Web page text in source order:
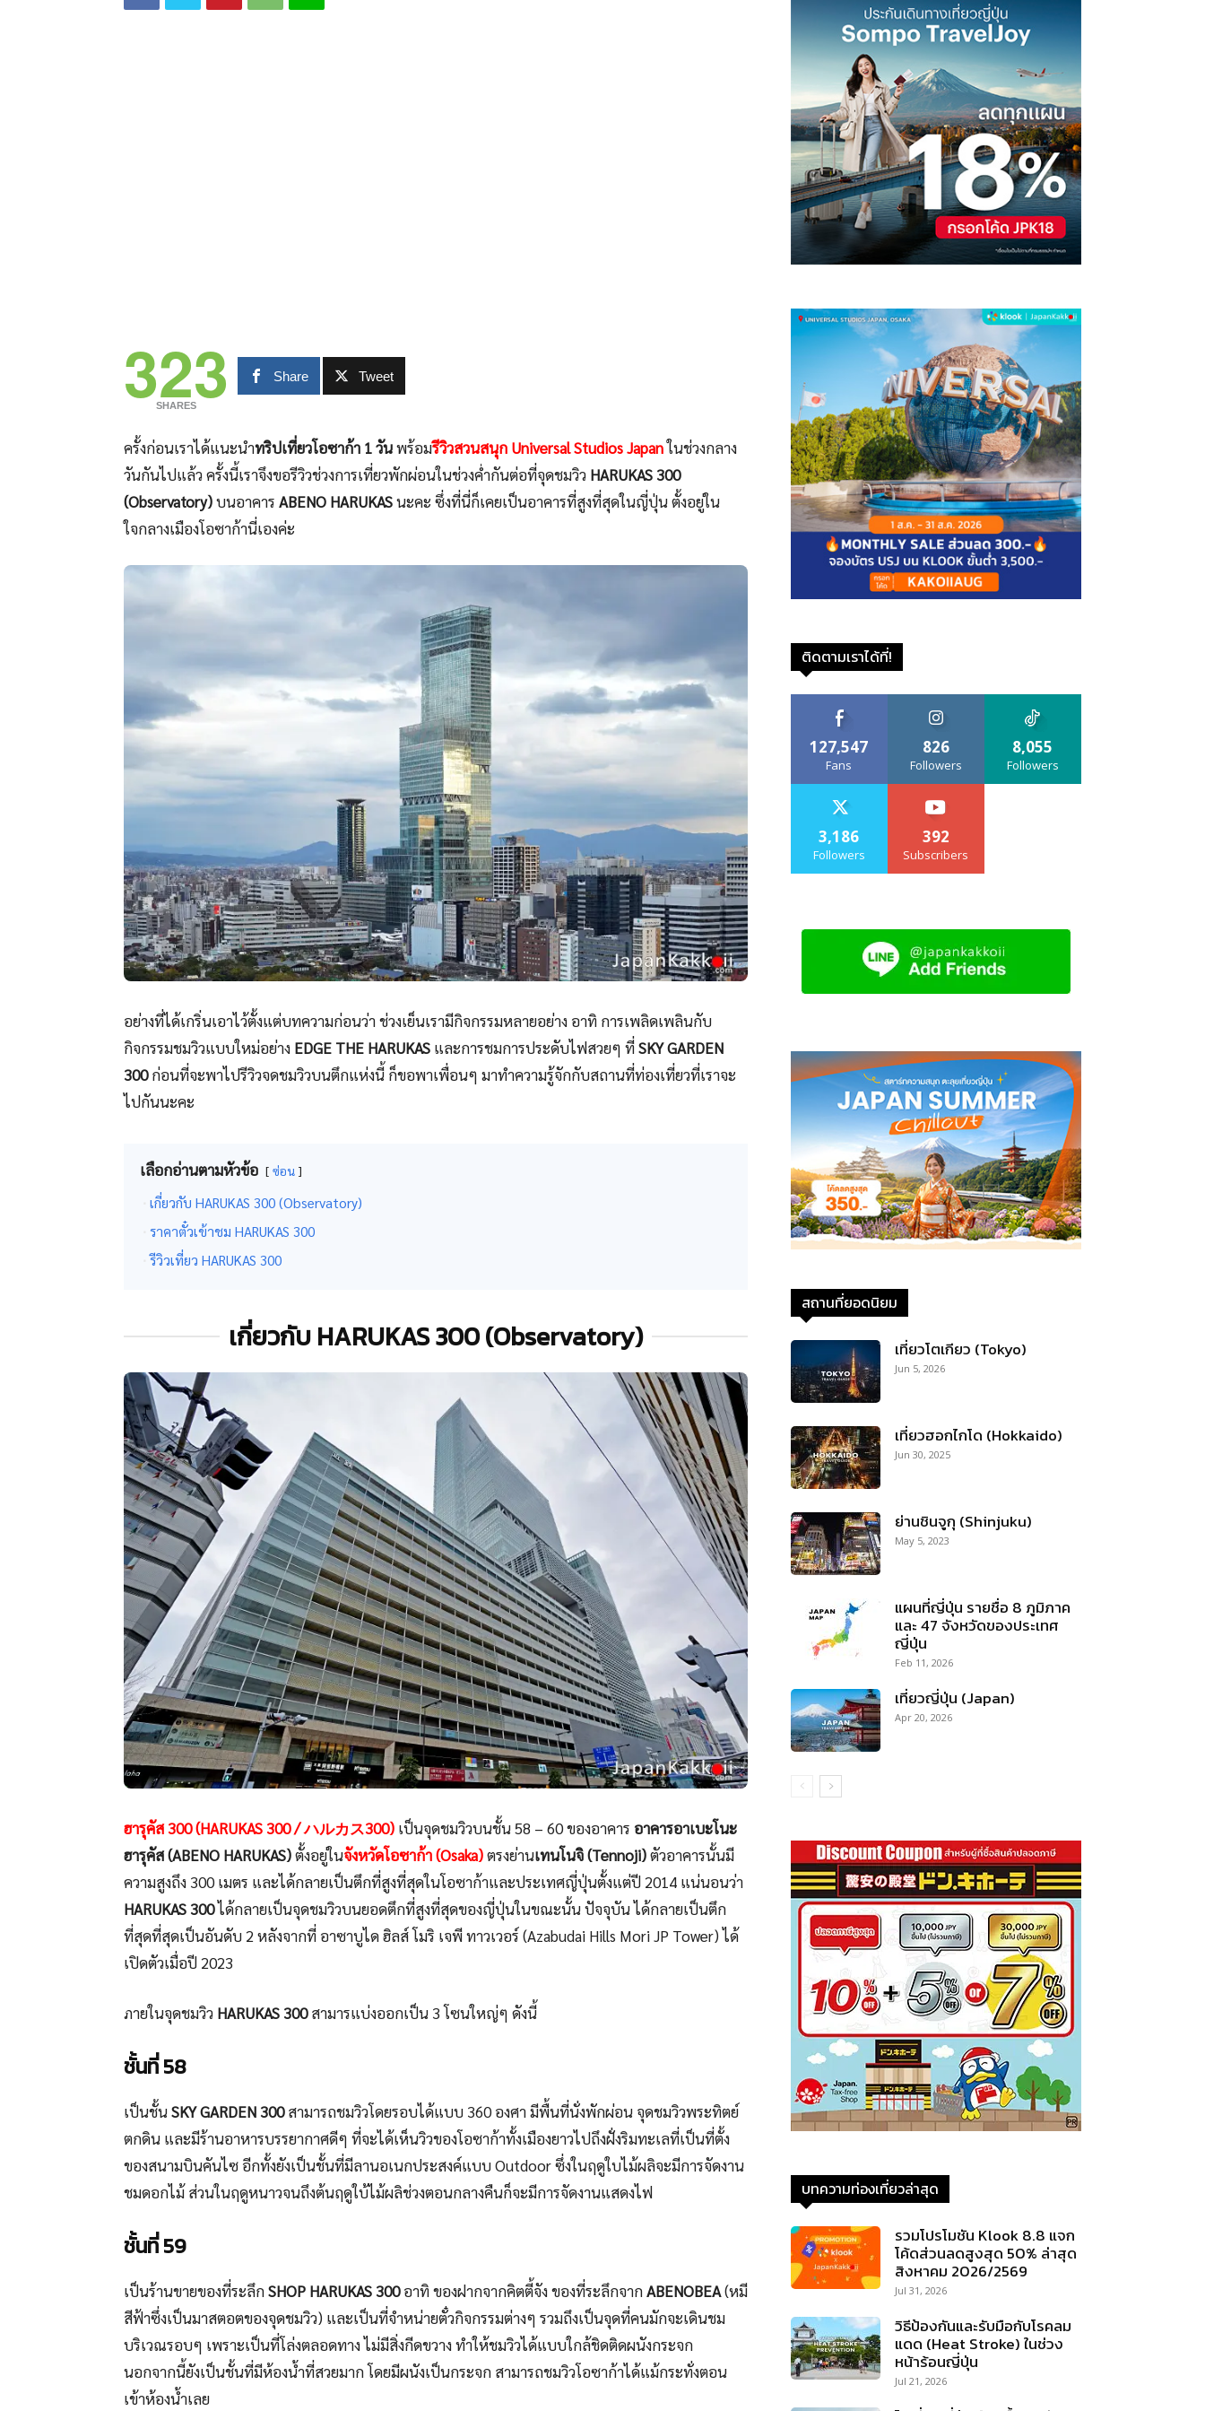
323
SHARES
Share Tweet
ครั้งก่อนเราได้แนะนำทริปเที่ยวโอซาก้า 1 วันพร้อมรีวิวสวนสนุก Universal Studios Japanในช่วงกลาง
วันกันไปแล้ว ครั้งนี้เราจึงขอรีวิวช่วงการเที่ยวพักผ่อนในช่วงค่ำกันต่อที่จุดชมวิว HARUKAS 300
(Observatory)บนอาคาร ABENO HARUKASนะคะ ซึ่งที่นี่ก็เคยเป็นอาคารที่สูงที่สุดในญี่ปุ่น ตั้งอยู่ใน
ใจกลางเมืองโอซาก้านี่เองค่ะ
อย่างที่ได้เกริ่นเอาไว้ตั้งแต่บทความก่อนว่า ช่วงเย็นเรามีกิจกรรมหลายอย่าง อาทิ การเพลิดเพลินกับ
กิจกรรมชมวิวแบบใหม่อย่าง EDGE THE HARUKAS และการชมการประดับไฟสวยๆ ที่SKY GARDEN
300ก่อนที่จะพาไปรีวิวจดชมวิวบนตึกแห่งนี้ ก็ขอพาเพื่อนๆ มาทำความรู้จักกับสถานที่ท่องเที่ยวที่เราจะ
ไปกันนะคะ
เลือกอ่านตามหัวข้อ ซ่อน
เกี่ยวกับ HARUKAS 300 (Observatory)
ราคาตั๋วเข้าชม HARUKAS 300
รีวิวเที่ยว HARUKAS 300
เกี่ยวกับ HARUKAS 300 (Observatory)
ฮารุคัส 300 (HARUKAS 300 / ハルカス300) เป็นจุดชมวิวบนชั้น 58 – 60 ของอาคาร อาคารอาเบะโนะ
ฮารุคัส (ABENO HARUKAS)ตั้งอยู่ในจังหวัดโอซาก้า (Osaka)ตรงย่านเทนโนจิ (Tennoji)ตัวอาคารนั้นมี
ความสูงถึง 300 เมตร และได้กลายเป็นตึกที่สูงที่สุดในโอซาก้าและประเทศญี่ปุ่นตั้งแต่ปี 2014 แน่นอนว่า
HARUKAS 300ได้กลายเป็นจุดชมวิวบนยอดตึกที่สูงที่สุดของญี่ปุ่นในขณะนั้น ปัจจุบัน ได้กลายเป็นตึก
ที่สุดที่สุดเป็นอันดับ 2 หลังจากที่ อาซาบูได ฮิลส์ โมริ เจพี ทาวเวอร์ (Azabudai Hills Mori JP Tower) ได้
เปิดตัวเมื่อปี 2023
ภายในจุดชมวิว HARUKAS 300สามารแบ่งออกเป็น 3 โซนใหญ่ๆ ดังนี้
ชั้นที่ 58
เป็นชั้นSKY GARDEN 300สามารถชมวิวโดยรอบได้แบบ 360 องศา มีพื้นที่นั่งพักผ่อน จุดชมวิวพระทิตย์
ตกดิน และมีร้านอาหารบรรยากาศดีๆ ที่จะได้เห็นวิวของโอซาก้าทั้งเมืองยาวไปถึงฝั่งริมทะเลที่เป็นที่ตั้ง
ของสนามบินคันไซ อีกทั้งยังเป็นชั้นที่มีลานอเนกประสงค์แบบ Outdoor ซึ่งในฤดูใบไม้ผลิจะมีการจัดงาน
ชมดอกไม้ ส่วนในฤดูหนาวจนถึงต้นฤดูใบ้ไม้ผลิช่วงตอนกลางคืนก็จะมีการจัดงานแสดงไฟ
ชั้นที่ 59
เป็นร้านขายของที่ระลึกSHOP HARUKAS 300อาทิ ของฝากจากคิตตี้จัง ของที่ระลึกจากABENOBEA(หมี
สีฟ้าซึ่งเป็นมาสตอตของจุดชมวิว) และเป็นที่จำหน่ายตั๋วกิจกรรมต่างๆ รวมถึงเป็นจุดที่คนมักจะเดินชม
บริเวณรอบๆ เพราะเป็นที่โล่งตลอดทาง ไม่มีสิ่งกีดขวาง ทำให้ชมวิวได้แบบใกล้ชิดติดผนังกระจก
นอกจากนี้ยังเป็นชั้นที่มีห้องน้ำที่สวยมาก โดยมีผนังเป็นกระจก สามารถชมวิวโอซาก้าได้แม้กระทั่งตอน
เข้าห้องน้ำเลย
ติดตามเราได้ที่!
127,547
Fans
826
Followers
8,055
Followers
3,186
Followers
392
Subscribers
สถานที่ยอดนิยม
เที่ยวโตเกียว (Tokyo)
Jun 5, 2026
เที่ยวฮอกไกโด (Hokkaido)
Jun 30, 2025
ย่านชินจูกุ (Shinjuku)
May 5, 2023
แผนที่ญี่ปุ่น รายชื่อ 8 ภูมิภาค
และ 47 จังหวัดของประเทศ
ญี่ปุ่น
Feb 11, 2026
เที่ยวญี่ปุ่น (Japan)
Apr 20, 2026
บทความท่องเที่ยวล่าสุด
รวมโปรโมชัน Klook 8.8 แจก
โค้ดส่วนลดสูงสุด 50% ล่าสุด
สิงหาคม 2026/2569
Jul 31, 2026
วิธีป้องกันและรับมือกับโรคลม
แดด (Heat Stroke) ในช่วง
หน้าร้อนญี่ปุ่น
Jul 21, 2026